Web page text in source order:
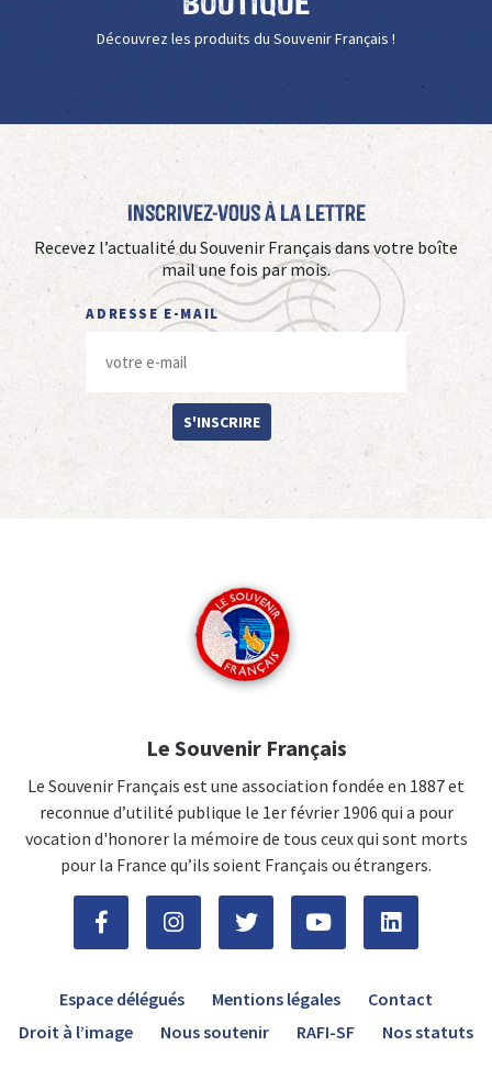
Découvrez les produits du Souvenir Français !
Inscrivez-vous à La Lettre
Recevez l’actualité du Souvenir Français dans votre boîte
mail une fois par mois.
ADRESSE E-MAIL
S'INSCRIRE
Le Souvenir Français
Le Souvenir Français est une association fondée en 1887 et
reconnue d’utilité publique le 1er février 1906 qui a pour
vocation d'honorer la mémoire de tous ceux qui sont morts
pour la France qu’ils soient Français ou étrangers.
Espace délégués Mentions légales
Contact
Droit à l’image
Nous soutenir RAFI-SF Nos statuts